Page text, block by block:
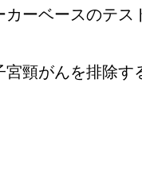
ーベースのテ
頸がんを排除す